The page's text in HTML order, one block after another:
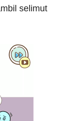
selimut